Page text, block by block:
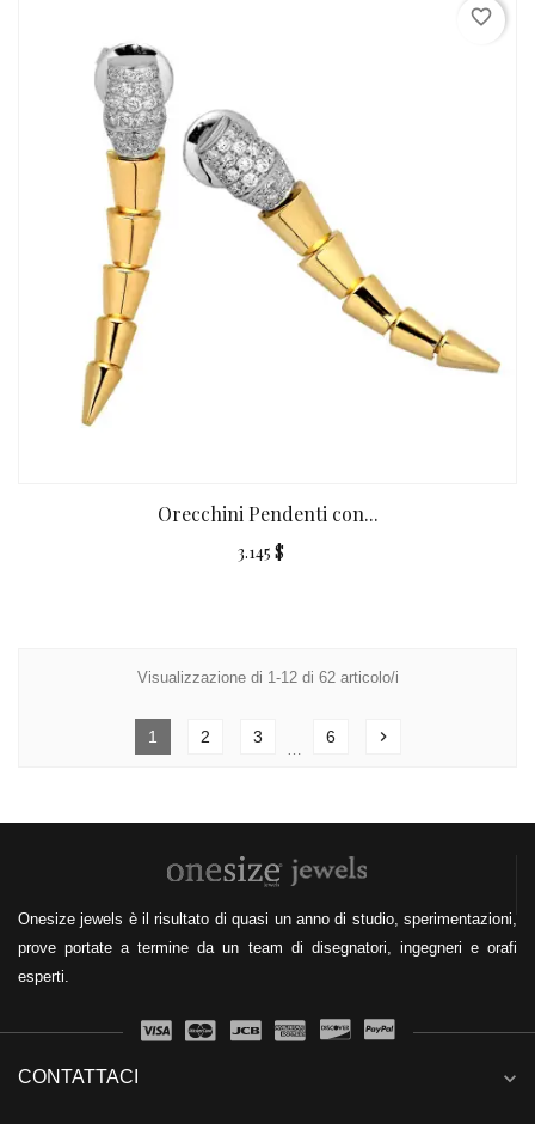
Orecchini Pendenti con...
3.145 $
favorite_border
Visualizzazione di 1-12 di 62 articolo/i
1 2 3
…
6 chevron_right
Onesize jewels è il risultato di quasi un anno di studio, sperimentazioni,
prove portate a termine da un team di disegnatori, ingegneri e orafi
esperti.
CONTATTACI expand_more